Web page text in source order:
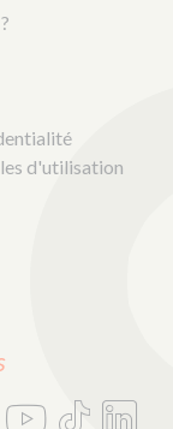
d'utilisation